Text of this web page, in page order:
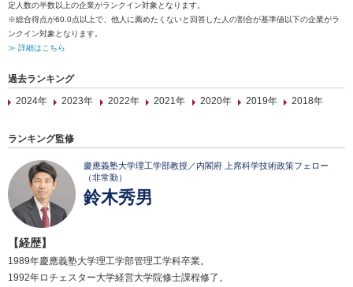
定人数の半数以上の企業がランクイン対象となります。
※総合得点が60.0点以上で、他人に薦めたくないと回答した人の割合が基準値以下の企業がラ
ンクイン対象となります。
≫ 詳細はこちら
過去ランキング
2024年
2023年 2022年 2021年 2020年 2019年 2018年
ランキング監修
慶應義塾大学理工学部教授／内閣府 上席科学技術政策フェロー
（非常勤）
鈴木秀男
【経歴】
1989年慶應義塾大学理工学部管理工学科卒業。
1992年ロチェスター大学経営大学院修士課程修了。